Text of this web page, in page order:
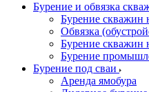
Бурение и обвязка
Бурение скважин
Обвязка
Бурение скважин
Бурение
Бурение под сваи
Аренда ямобура